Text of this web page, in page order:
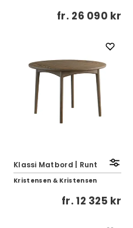
fr. 26 090 kr
Klassi Matbord | Runt
Kristensen & Kristensen
fr.12 325 kr